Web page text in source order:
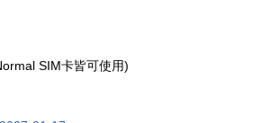
SIM卡皆可使用)